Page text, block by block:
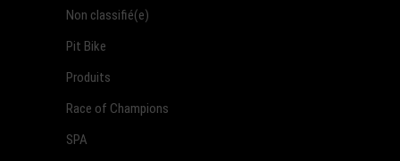
Non classifié(e)
Pit Bike
Produits
Race of Champions
SPA